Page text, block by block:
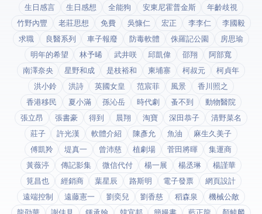
生日感言
生日感想 全能狗 安東尼霍普金斯
年齡歧視
竹野內豐
老莊思想 免費 吳慷仁 宏正 李李仁
李國毅
求職
良醫系列 車子報廢 防毒軟體 侏羅記公園
房思瑜
明年的希望
林予晞 武井咲 邱凱偉 邵翔
阿部寬
南澤奈央
星野和成 是枝裕和 柬埔寨 柯叔元
柯貞年
洪小鈴
洪詩 英國女皇 范宸菲 風景
香川照之
香港移民
夏小滿 孫沁岳 時代劇 蚤不到
動物醫院
張立昂
張書豪 得到app 晨翔 淘寶 深田恭子
清野菜名
莊子
許光漢 軟體介紹 陳彥允 魚油
麻生久美子
傅凱羚
堤真一 曾沛慈 植劇場 菅田將暉
集運商
黃薇渟
傳記影集 微信代付 楊一展 楊丞琳
楊謹華
筧昌也
經銷商 葉星辰 路斯明 電子發票
網頁設計
遠端控制
遠藤憲一 劉奕兒 劉香慈 稻森泉
機械公敵